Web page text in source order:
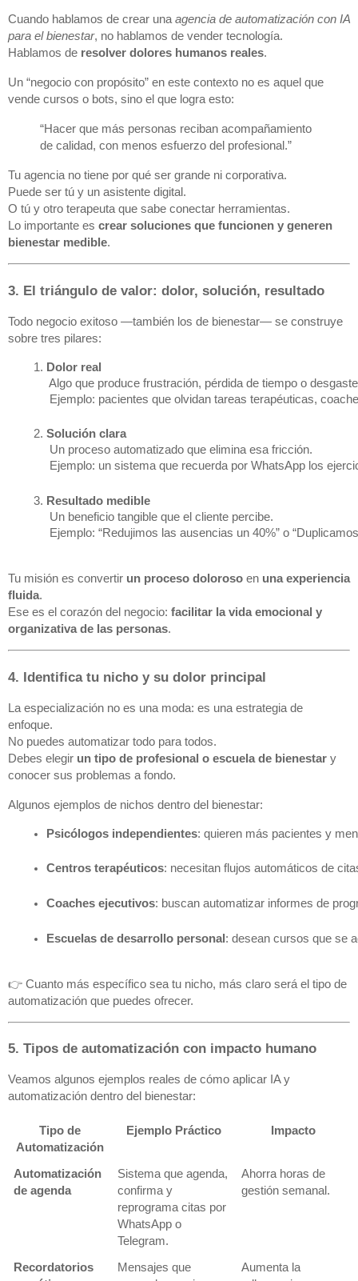
Cuando hablamos de crear una agencia de automatización con IA
para el bienestar, no hablamos de vender tecnología.
Hablamos de resolver dolores humanos reales.
Un “negocio con propósito” en este contexto no es aquel que
vende cursos o bots, sino el que logra esto:
“Hacer que más personas reciban acompañamiento
de calidad, con menos esfuerzo del profesional.”
Tu agencia no tiene por qué ser grande ni corporativa.
Puede ser tú y un asistente digital.
O tú y otro terapeuta que sabe conectar herramientas.
Lo importante es crear soluciones que funcionen y generen
bienestar medible.
3. El triángulo de valor: dolor, solución, resultado
Todo negocio exitoso —también los de bienestar— se construye
sobre tres pilares:
Dolor real
Algo que produce frustración, pérdida de tiempo o
Ejemplo: pacientes que olvidan tareas terapéuticas,
Solución clara
Un proceso automatizado que elimina esa fricción.
Ejemplo: un sistema que recuerda por WhatsApp los
Resultado medible
Un beneficio tangible que el cliente percibe.
Ejemplo: “Redujimos las ausencias un 40%” o
Tu misión es convertir un proceso doloroso en una experiencia
fluida.
Ese es el corazón del negocio: facilitar la vida emocional y
organizativa de las personas.
4. Identifica tu nicho y su dolor principal
La especialización no es una moda: es una estrategia de
enfoque.
No puedes automatizar todo para todos.
Debes elegir un tipo de profesional o escuela de bienestar y
conocer sus problemas a fondo.
Algunos ejemplos de nichos dentro del bienestar:
Psicólogos independientes: quieren más pacientes y
Centros terapéuticos: necesitan flujos automáticos de
Coaches ejecutivos: buscan automatizar informes de
Escuelas de desarrollo personal : desean cursos que se
👉 Cuanto más específico sea tu nicho, más claro será el tipo de
automatización que puedes ofrecer.
5. Tipos de automatización con impacto humano
Veamos algunos ejemplos reales de cómo aplicar IA y
automatización dentro del bienestar:
Tipo de
Automatización
Ejemplo Práctico Impacto
Automatización
de agenda
Sistema que agenda,
confirma y
reprograma citas por
WhatsApp o
Telegram.
Ahorra horas de
gestión semanal.
Recordatorios
Mensajes que
Aumenta la